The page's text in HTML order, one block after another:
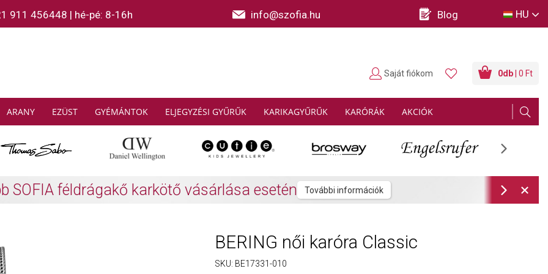
911 456448 | hé-pé: 8-16h info@szofia.hu Blog HU
ARANY EZÜST GYÉMÁNTOK ELJEGYZÉSI GYŰRŰK KARIKAGYŰRŰK KARÓRÁK AKCIÓK
0db | 0 Ft
Saját fiókom
SABO: Gyűjtsön és spóroljon További információk
BERING női karóra Classic
SKU: BE17331-010